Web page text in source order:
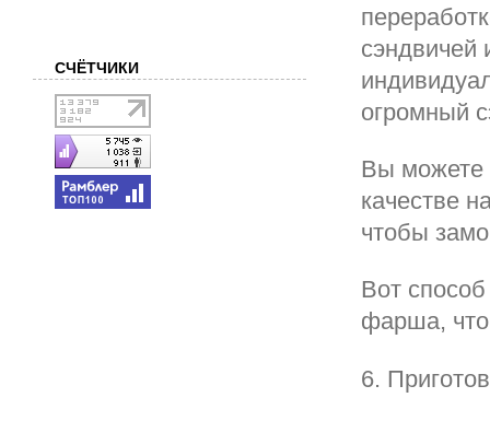
сэндвичей
огромный
Вы можете
качестве
чтобы
Вот
фарша,
6.
СЧЁТЧИКИ